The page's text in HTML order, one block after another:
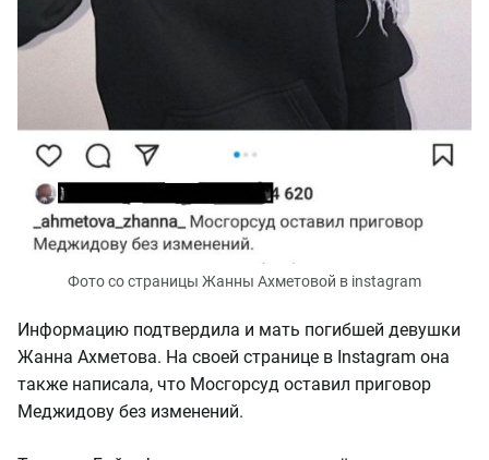
Фото со страницы Жанны Ахметовой в instagram
Информацию подтвердила и мать погибшей девушки
Жанна Ахметова. На своей странице в Instagram она
также написала, что Мосгорсуд оставил приговор
Меджидову без изменений.